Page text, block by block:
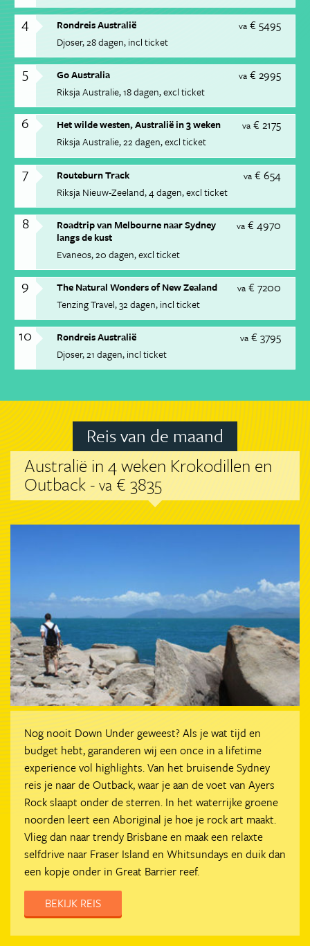
4 va € 5495
Rondreis Australië
Djoser 28 dagen incl ticket
5 va € 2995
Go Australia
Riksja Australie 18 dagen excl ticket
6 va € 2175
Het wilde westen, Australië in 3 weken
Riksja Australie 22 dagen excl ticket
7 va € 654
Routeburn Track
Riksja Nieuw-Zeeland 4 dagen excl ticket
8 va € 4970
Roadtrip van Melbourne naar Sydney
langs de kust
Evaneos 20 dagen excl ticket
9 va € 7200
The Natural Wonders of New Zealand
Tenzing Travel 32 dagen incl ticket
10 va € 3795
Rondreis Australië
Djoser 21 dagen incl ticket
Reis van de maand
Australië in 4 weken Krokodillen en
Outback -va€ 3835
Nog nooit Down Under geweest? Als je wat tijd en
budget hebt, garanderen wij een once in a lifetime
experience vol highlights. Van het bruisende Sydney
reis je naar de Outback, waar je aan de voet van Ayers
Rock slaapt onder de sterren. In het waterrijke groene
noorden leert een Aboriginal je hoe je rock art maakt.
Vlieg dan naar trendy Brisbane en maak een relaxte
selfdrive naar Fraser Island en Whitsundays en duik dan
een kopje onder in Great Barrier reef.
BEKIJK REIS